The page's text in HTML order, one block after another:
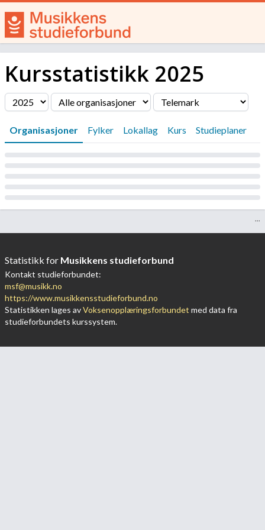
Kursstatistikk 2025
Filter
Organisasjoner Fylker Lokallag Kurs Studieplaner
Statistikk for Musikkens studieforbund
Kontakt studieforbundet:
msf@musikk.no
https://www.musikkensstudieforbund.no
Statistikken lages avVoksenopplæringsforbundet med data fra
studieforbundets kurssystem.